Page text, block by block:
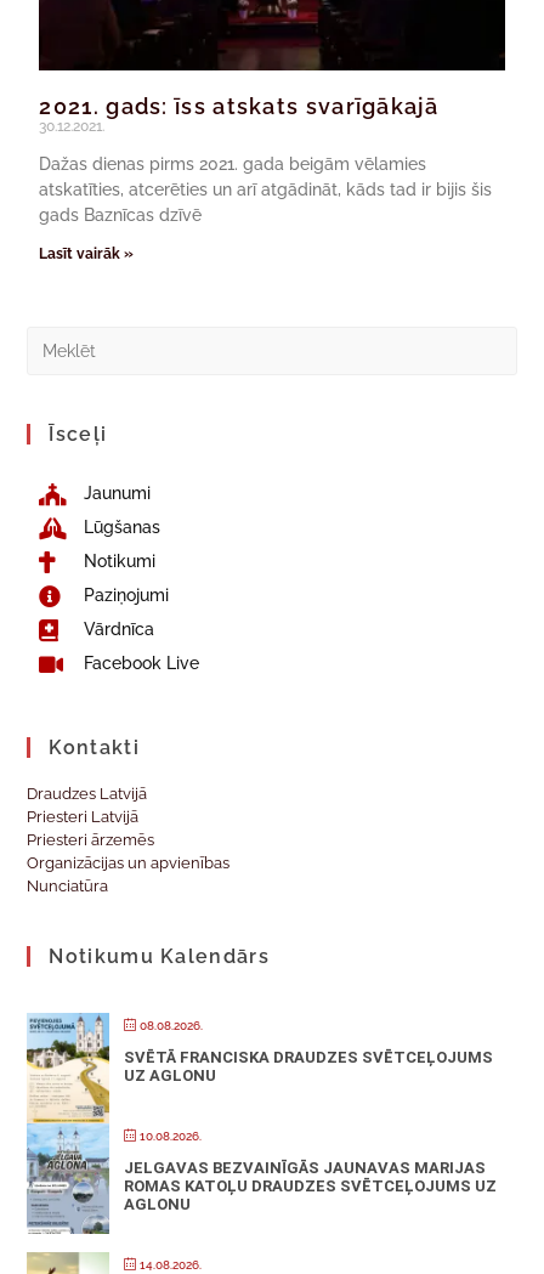
2021. gads: īss atskats svarīgākajā
30.12.2021.
Dažas dienas pirms 2021. gada beigām vēlamies
atskatīties, atcerēties un arī atgādināt, kāds tad ir bijis šis
gads Baznīcas dzīvē
Lasīt vairāk »
Īsceļi
Jaunumi
Lūgšanas
Notikumi
Paziņojumi
Vārdnīca
Facebook Live
Kontakti
Draudzes Latvijā
Priesteri Latvijā
Priesteri ārzemēs
Organizācijas un apvienības
Nunciatūra
Notikumu Kalendārs
08.08.2026.
SVĒTĀ FRANCISKA DRAUDZES SVĒTCEĻOJUMS
UZ AGLONU
10.08.2026.
JELGAVAS BEZVAINĪGĀS JAUNAVAS MARIJAS
ROMAS KATOĻU DRAUDZES SVĒTCEĻOJUMS UZ
AGLONU
14.08.2026.